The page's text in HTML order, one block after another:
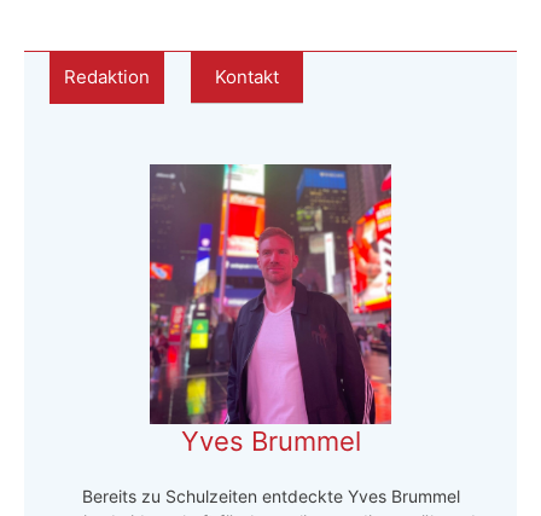
Redaktion Kontakt
Yves Brummel
Bereits zu Schulzeiten entdeckte Yves Brummel